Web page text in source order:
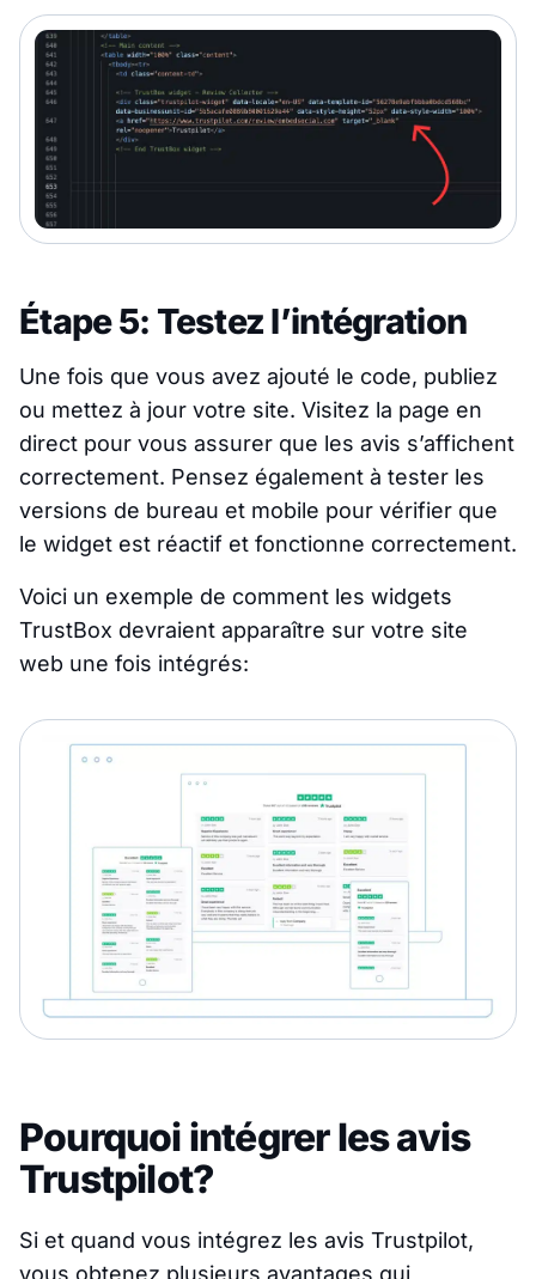
Étape 5: Testez l’intégration
Une fois que vous avez ajouté le code, publiez
ou mettez à jour votre site. Visitez la page en
direct pour vous assurer que les avis s’affichent
correctement. Pensez également à tester les
versions de bureau et mobile pour vérifier que
le widget est réactif et fonctionne correctement.
Voici un exemple de comment les widgets
TrustBox devraient apparaître sur votre site
web une fois intégrés:
Pourquoi intégrer les avis
Trustpilot?
Si et quand vous intégrez les avis Trustpilot,